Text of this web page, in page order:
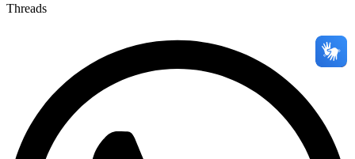
Threads